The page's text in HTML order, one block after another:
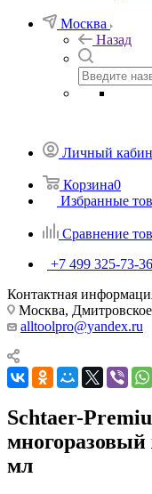
Москва
Назад
Личный
Корзина0
Избранные
Сравнение
+7 499 325-73-36
Контактная
Москва,
alltoolpro@yandex.ru
Schtaer-
многоразовый
мл